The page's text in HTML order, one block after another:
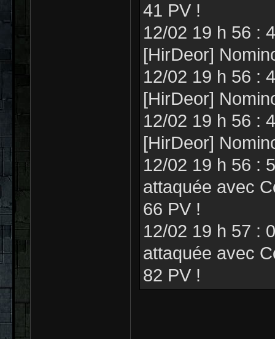
41 PV !
12/02 19 h 56 :
[HirDeor]
12/02 19 h 56 :
[HirDeor]
12/02 19 h 56 :
[HirDeor]
12/02 19 h 56 :
attaquée avec
66 PV !
12/02 19 h 57 :
attaquée avec
82 PV !